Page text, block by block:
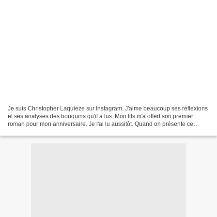
Je suis Christopher Laquieze sur Instagram. J'aime beaucoup ses réflexions
et ses analyses des bouquins qu'il a lus. Mon fils m'a offert son premier
roman pour mon anniversaire. Je l'ai lu aussitôt. Quand on présente ce